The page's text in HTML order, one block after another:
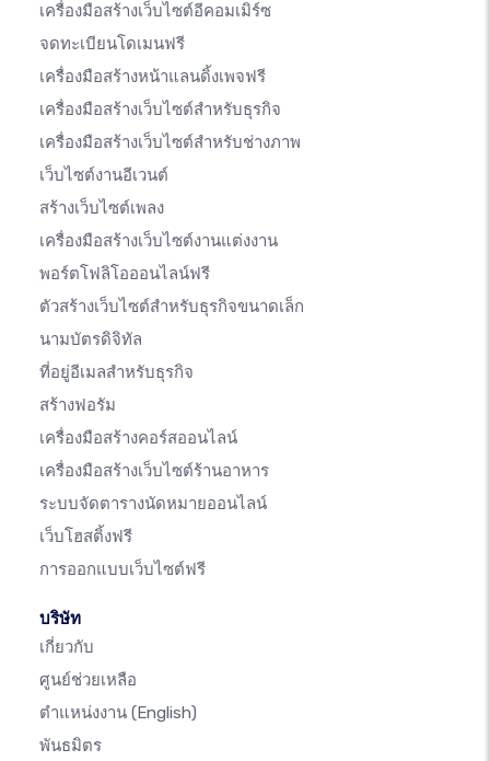
เครื่องมือสร้างเว็บไซต์อีคอมเมิร์ซ
จดทะเบียนโดเมนฟรี
เครื่องมือสร้างหน้าแลนดิ้งเพจฟรี
เครื่องมือสร้างเว็บไซต์สำหรับธุรกิจ
เครื่องมือสร้างเว็บไซต์สำหรับช่างภาพ
เว็บไซต์งานอีเวนต์
สร้างเว็บไซต์เพลง
เครื่องมือสร้างเว็บไซต์งานแต่งงาน
พอร์ตโฟลิโอออนไลน์ฟรี
ตัวสร้างเว็บไซต์สำหรับธุรกิจขนาดเล็ก
นามบัตรดิจิทัล
ที่อยู่อีเมลสำหรับธุรกิจ
สร้างฟอรัม
เครื่องมือสร้างคอร์สออนไลน์
เครื่องมือสร้างเว็บไซต์ร้านอาหาร
ระบบจัดตารางนัดหมายออนไลน์
เว็บโฮสติ้งฟรี
การออกแบบเว็บไซต์ฟรี
บริษัท
เกี่ยวกับ
ศูนย์ช่วยเหลือ
ตำแหน่งงาน (English)
พันธมิตร